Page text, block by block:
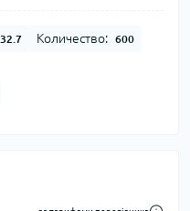
32.7 Количество: 600